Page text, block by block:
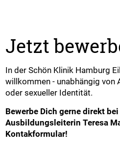
Jetzt
In der Schön Klinik Hamburg
willkommen - unabhängig von
oder sexueller Identität.
Bewerbe Dich gerne direkt
Ausbildungsleiterin Teresa
Kontakformular!